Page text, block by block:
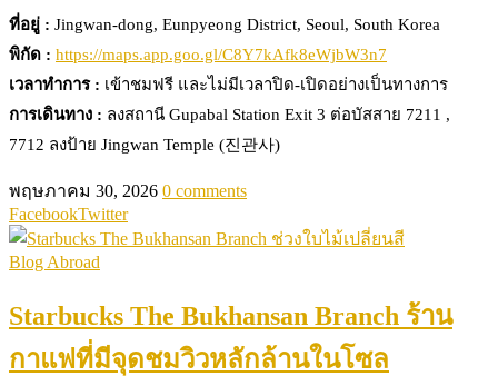
ที่อยู่ : Jingwan-dong, Eunpyeong District, Seoul, South Korea
พิกัด : https://maps.app.goo.gl/C8Y7kAfk8eWjbW3n7
เวลาทำการ : เข้าชมฟรี และไม่มีเวลาปิด-เปิดอย่างเป็นทางการ
การเดินทาง : ลงสถานี Gupabal Station Exit 3 ต่อบัสสาย 7211 ,
7712 ลงป้าย Jingwan Temple (진관사)
พฤษภาคม 30, 2026 0 comments
FacebookTwitter
Blog Abroad
Starbucks The Bukhansan Branch ร้าน
กาแฟที่มีจุดชมวิวหลักล้านในโซล